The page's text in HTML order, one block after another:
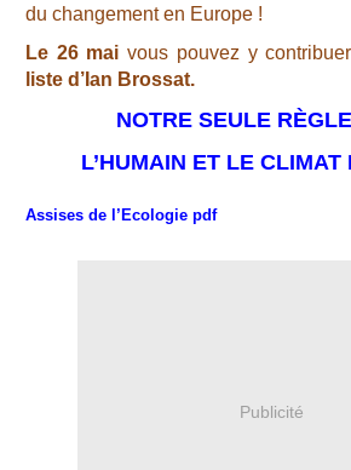
du changement en Europe !
Le 26 maivous pouvez y
liste d’Ian Brossat.
NOTRE SEULE
L’HUMAIN ET LE CLIMAT
Assises de l’Ecologie pdf
Publicité